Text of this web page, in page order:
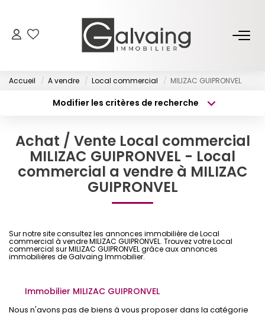
À Vendre
À Louer
PROGRAMMES NEUFS
ESTIMER
L’AGENCE
Notre Équipe
Accueil A vendre Local commercial MILIZAC GUIPRONVEL
Modifier les critères de recherche
Sélectionnez...
Type de bien
Surface min
Plus de critères
Achat / Vente Local commercial
MILIZAC GUIPRONVEL - Local
commercial a vendre à MILIZAC
GUIPRONVEL
Sur notre site consultez les annonces immobilière de Local
commercial à vendre MILIZAC GUIPRONVEL. Trouvez votre Local
commercial sur MILIZAC GUIPRONVEL grâce aux annonces
immobilières de Galvaing Immobilier.
Immobilier MILIZAC GUIPRONVEL
Nous n'avons pas de biens à vous proposer dans la catégorie